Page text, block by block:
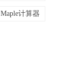
Maple计算器